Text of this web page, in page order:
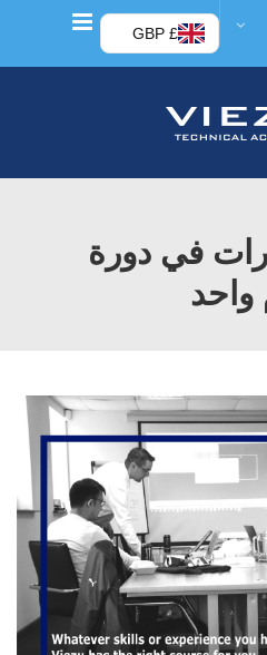
قائمة £ GBP
في دورة
واحد